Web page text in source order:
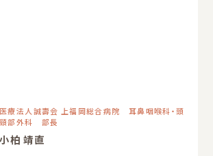
医療法人誠壽会 上福岡総合病院 耳鼻咽喉科・頭
頸部外科 部長
小柏 靖直